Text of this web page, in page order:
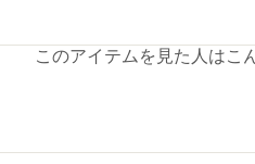
このアイテムを見た人はこ